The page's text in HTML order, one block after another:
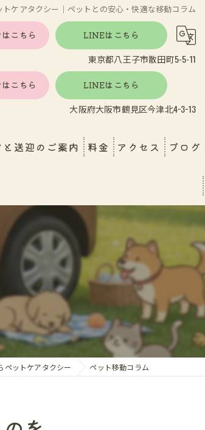
トケアタクシー｜ペットとの安心・快適な移動コラム
こちら LINEはこちら
東京都八王子市散田町5-5-11
こちら LINEはこちら
大阪府大阪市鶴見区今津北4−3−13
送迎のご案内
・ペットケア
られる安心ケア
料金 アクセス ブログ
ペットケアタクシー ペット移動コラム